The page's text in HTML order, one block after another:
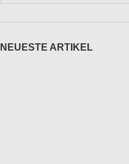
NEUESTE ARTIKEL